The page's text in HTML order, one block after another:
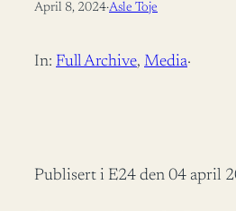
April 8, 2024·Asle Toje
In: Full Archive, Media·
Publisert i E24 den 04 april